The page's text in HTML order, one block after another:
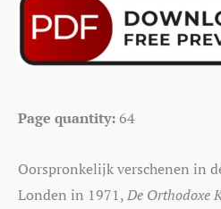
Page quantity: 64
Oorspronkelijk verschenen in
Londen in 1971,De Orthodoxe